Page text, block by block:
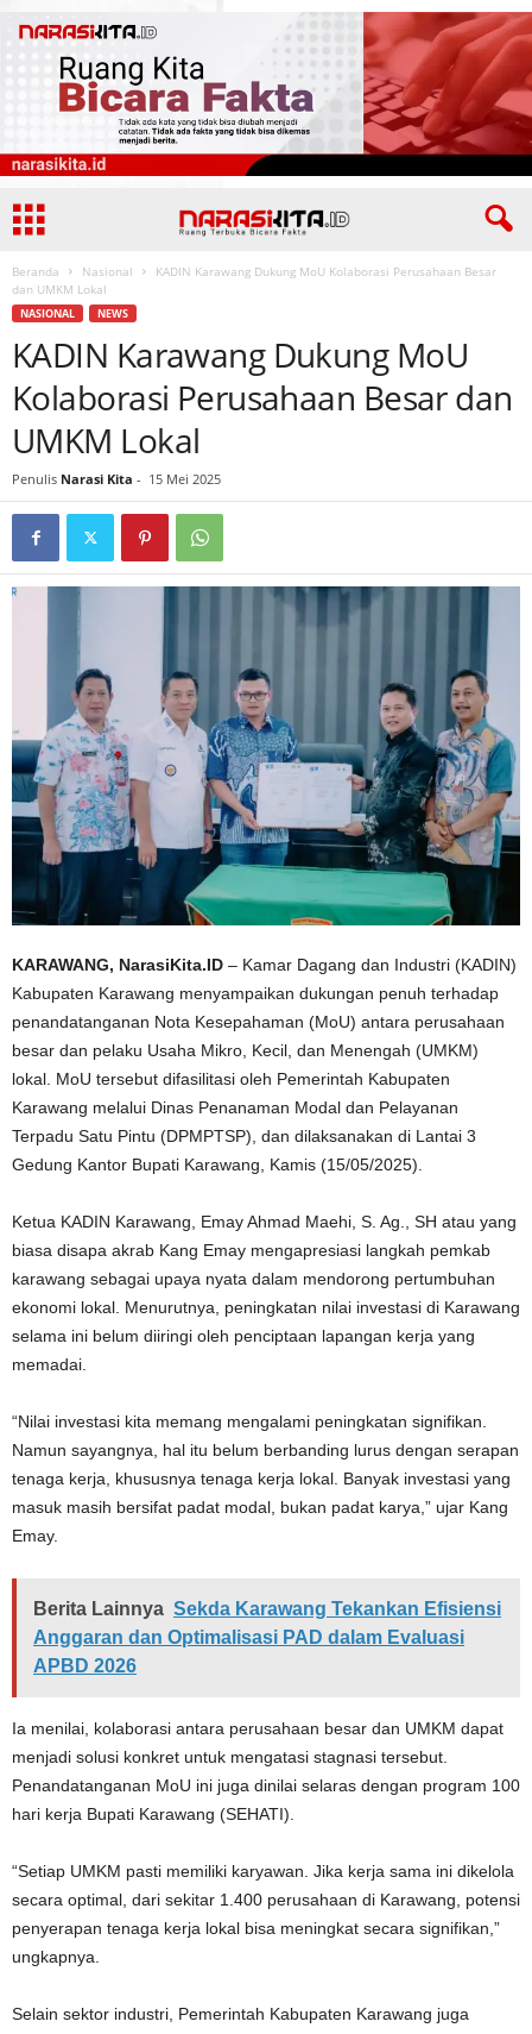
Beranda Nasional
KADIN Karawang Dukung MoU Kolaborasi Perusahaan Besar
dan UMKM Lokal
NASIONAL NEWS
KADIN Karawang Dukung MoU
Kolaborasi Perusahaan Besar dan
UMKM Lokal
Penulis Narasi Kita - 15 Mei 2025
KARAWANG, NarasiKita.ID – Kamar Dagang dan Industri (KADIN)
Kabupaten Karawang menyampaikan dukungan penuh terhadap
penandatanganan Nota Kesepahaman (MoU) antara perusahaan
besar dan pelaku Usaha Mikro, Kecil, dan Menengah (UMKM)
lokal. MoU tersebut difasilitasi oleh Pemerintah Kabupaten
Karawang melalui Dinas Penanaman Modal dan Pelayanan
Terpadu Satu Pintu (DPMPTSP), dan dilaksanakan di Lantai 3
Gedung Kantor Bupati Karawang, Kamis (15/05/2025).
Ketua KADIN Karawang, Emay Ahmad Maehi, S. Ag., SH atau yang
biasa disapa akrab Kang Emay mengapresiasi langkah pemkab
karawang sebagai upaya nyata dalam mendorong pertumbuhan
ekonomi lokal. Menurutnya, peningkatan nilai investasi di Karawang
selama ini belum diiringi oleh penciptaan lapangan kerja yang
memadai.
“Nilai investasi kita memang mengalami peningkatan signifikan.
Namun sayangnya, hal itu belum berbanding lurus dengan serapan
tenaga kerja, khususnya tenaga kerja lokal. Banyak investasi yang
masuk masih bersifat padat modal, bukan padat karya,” ujar Kang
Emay.
Berita Lainnya Sekda Karawang Tekankan Efisiensi
Anggaran dan Optimalisasi PAD dalam Evaluasi
APBD 2026
Ia menilai, kolaborasi antara perusahaan besar dan UMKM dapat
menjadi solusi konkret untuk mengatasi stagnasi tersebut.
Penandatanganan MoU ini juga dinilai selaras dengan program 100
hari kerja Bupati Karawang (SEHATI).
“Setiap UMKM pasti memiliki karyawan. Jika kerja sama ini dikelola
secara optimal, dari sekitar 1.400 perusahaan di Karawang, potensi
penyerapan tenaga kerja lokal bisa meningkat secara signifikan,”
ungkapnya.
Selain sektor industri, Pemerintah Kabupaten Karawang juga